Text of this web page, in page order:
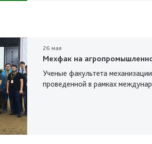
26 мая
Мехфак на
Ученые факультета
проведенной в рамках